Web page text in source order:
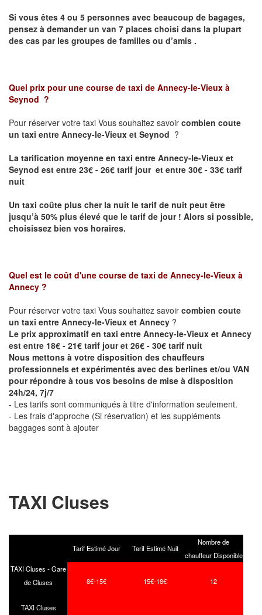
Si vous êtes 4 ou 5 personnes avec beaucoup de bagages,
pensez à demander un van 7 places choisi dans la plupart
des cas par les groupes de familles ou d’amis .
Quel prix pour une course de taxi de Annecy-le-Vieux à
Seynod ?
Pour réserver votre taxi Vous souhaitez savoir combien coute
un taxi entre Annecy-le-Vieux et Seynod ?
La tarification moyenne en taxi entre Annecy-le-Vieux et
Seynod est entre 23€ - 26€ tarif jour et entre 30€ - 33€ tarif
nuit
Un taxi coûte plus cher la nuit le tarif de nuit peut être
jusqu’à 50% plus élevé que le tarif de jour ! Alors si possible,
choisissez bien vos horaires.
Quel est le coût d'une course de taxi de Annecy-le-Vieux à
Annecy ?
Pour réserver votre taxi Vous souhaitez savoir combien coute
un taxi entre Annecy-le-Vieux et Annecy ?
Le prix approximatif en taxi entre Annecy-le-Vieux et Annecy
est entre 18€ - 21€ tarif jour et 26€ - 30€ tarif nuit
Nous mettons à votre disposition des chauffeurs
professionnels et expérimentés avec des berlines et/ou VAN
pour répondre à tous vos besoins de mise à disposition
24h/24, 7j/7
- Les tarifs sont communiqués à titre d'information seulement.
- Les frais d'approche (Si réservation) et les suppléments
baggages sont à ajouter
TAXI Cluses
Tarif Estimé Jour Tarif Estimé Nuit
Nombre de
chauffeur Disponible
TAXI Cluses - Gare
de Cluses
8€-15€ 15€-18€ 12
TAXI Cluses